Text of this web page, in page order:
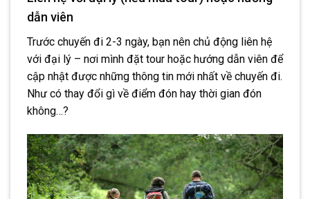
dẫn viên
Trước chuyến đi 2-3 ngày, bạn nên chủ động liên hệ
với đại lý – nơi mình đặt tour hoặc hướng dẫn viên để
cập nhật được những thông tin mới nhất về chuyến đi.
Như có thay đổi gì về điểm đón hay thời gian đón
không…?